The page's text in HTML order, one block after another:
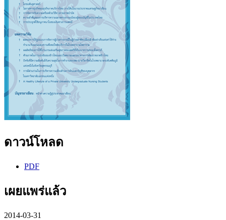
ดาวน์โหลด
PDF
เผยแพร่แล้ว
2014-03-31